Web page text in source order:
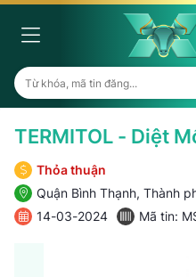
TERMITOL - Diệt
Thỏa thuận
Quận Bình Thạnh, Thành
14-03-2024
Mã tin: